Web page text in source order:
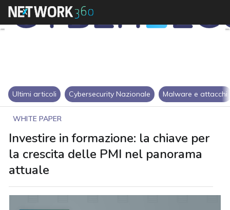
Ultimi articoli Cybersecurity Nazionale Malware e attacchi
WHITE PAPER
Investire in formazione: la chiave per
la crescita delle PMI nel panorama
attuale